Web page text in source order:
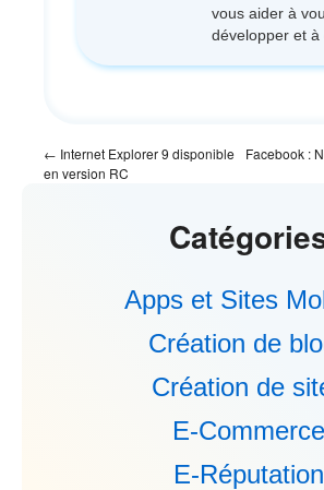
vous aider à
développer et à
← Internet Explorer 9 disponible
en version RC
Facebook :
Apps et Sites
Création de
Création de
E-Commerce
E-Réputation